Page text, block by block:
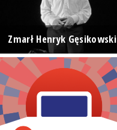
Zmarł Henryk Gęsikowski